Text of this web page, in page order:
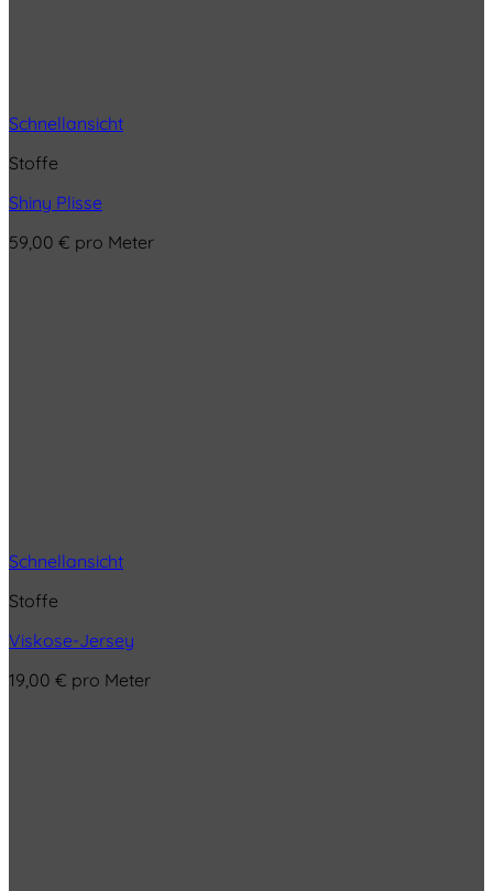
Schnellansicht
Stoffe
Shiny Plisse
59,00 € pro Meter
Schnellansicht
Stoffe
Viskose-Jersey
19,00 € pro Meter